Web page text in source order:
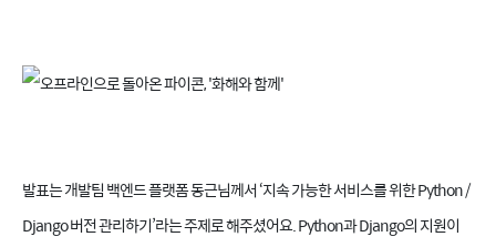
발표는 개발팀 백엔드 플랫폼 동근님께서 ‘지속 가능한 서비스를 위한 Python /
Django 버전 관리하기’라는 주제로 해주셨어요. Python과 Django의 지원이